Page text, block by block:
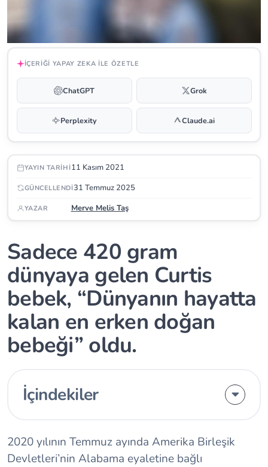
İÇERIĞI YAPAY ZEKA ILE ÖZETLE
ChatGPT Grok
Perplexity Claude.ai
YAYIN TARIHI11 Kasım 2021
GÜNCELLENDI31 Temmuz 2025
YAZAR Merve Melis Taş
Sadece 420 gram
dünyaya gelen Curtis
bebek, “Dünyanın hayatta
kalan en erken doğan
bebeği” oldu.
İçindekiler
2020 yılının Temmuz ayında Amerika Birleşik
Devletleri’nin Alabama eyaletine bağlı